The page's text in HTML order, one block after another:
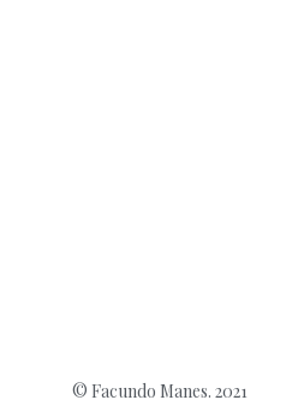
© Facundo Manes. 2021